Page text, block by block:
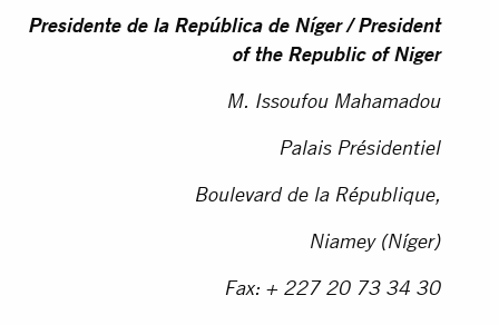
Presidente de la República de Níger / President
of the Republic of Niger
M. Issoufou Mahamadou
Palais Présidentiel
Boulevard de la République,
Niamey (Níger)
Fax: + 227 20 73 34 30